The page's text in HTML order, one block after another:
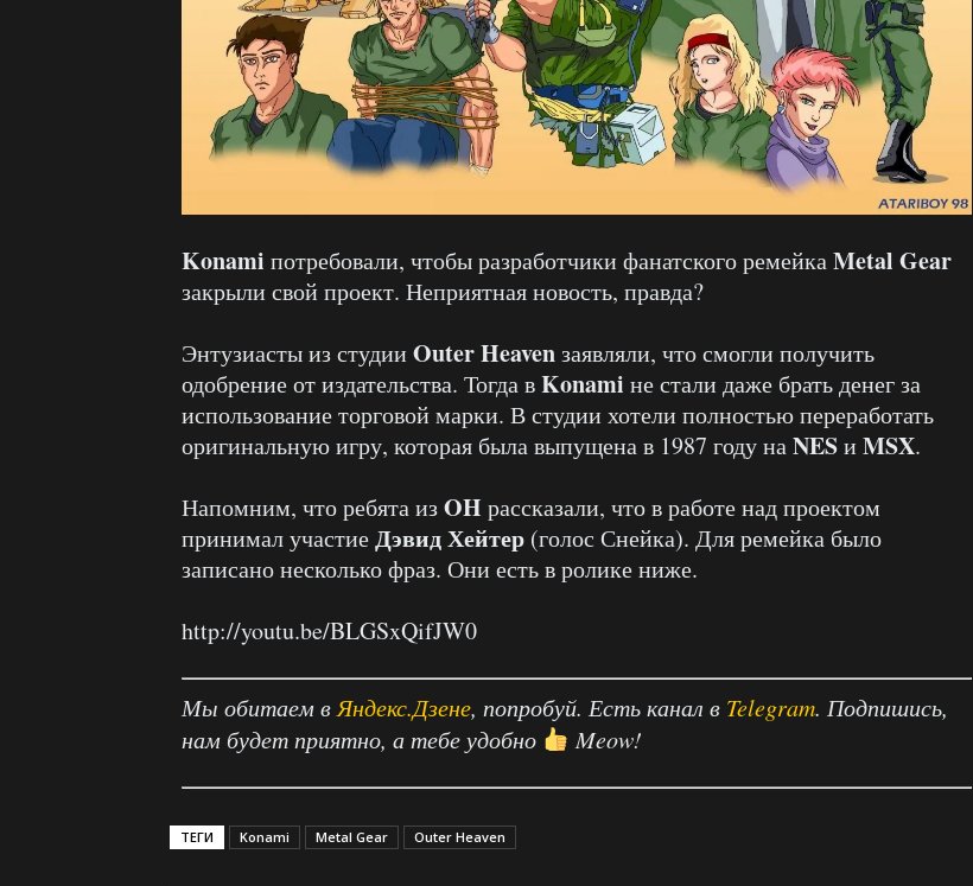
Konami потребовали, чтобы разработчики фанатского ремейкаMetal Gear
закрыли свой проект. Неприятная новость, правда?
Энтузиасты из студии Outer Heavenзаявляли, что смогли получить
одобрение от издательства. Тогда вKonami не стали даже брать денег за
использование торговой марки. В студии хотели полностью переработать
оригинальную игру, которая была выпущена в 1987 году наNESи MSX.
Напомним, что ребята изOH рассказали, что в работе над проектом
принимал участиеДэвид Хейтер (голос Снейка). Для ремейка было
записано несколько фраз. Они есть в ролике ниже.
http://youtu.be/BLGSxQifJW0
Мы обитаем в Яндекс.Дзене, попробуй. Есть канал в Telegram. Подпишись,
нам будет приятно, а тебе удобно
Meow!
ТЕГИ Konami Metal Gear Outer Heaven